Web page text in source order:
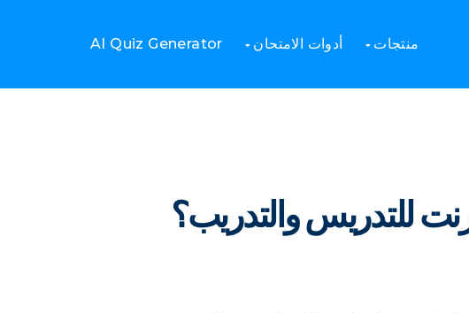
منتجات أدوات الامتحان AI Quiz Generator
للتدريس والتدريب؟